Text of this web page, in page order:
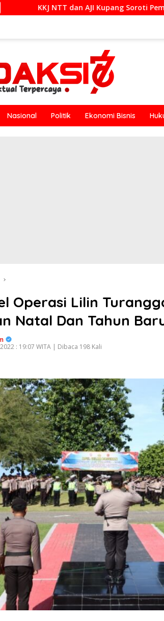
Kupang Soroti Pemberitaan Kasus Bildad
Nasional Politik Ekonomi Bisnis
Operasi Lilin
Natal Dan Tahun
: 19:07 WITA | Dibaca 198 Kali